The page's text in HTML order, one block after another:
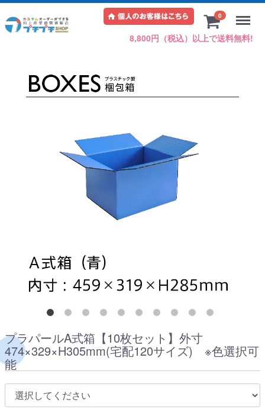
0
8,800円（税込）以上で送料無料!
Menu
プラパールA式箱【10枚セット】外寸
474×329×H305mm(宅配120サイズ) ※色選択可
能